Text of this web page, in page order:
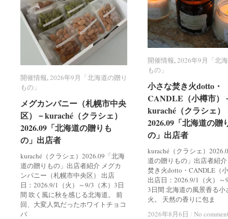
開催情報,2026年9月「北
もの」
小さな焚き火dotto・
CANDLE（小樽市）
kuraché（クラシェ）
2026.09「北海道の贈
の」出店者
kuraché（クラシェ）
道の贈りもの」出店者紹
焚き火dotto・CANDLE（
出店日：2026.9/1（火）～
3日間 北海道の風景香る小
火。 天然の香りに包ま
2026年8月6日 / No
開催情報 2026年9月「北
もの」
小さな焚き火dotto・
CANDLE（小樽市）
kuraché（クラシェ）
2026.09「北海道の贈
の」出店者
2026年8月6日 / No
開催情報,2026年9月「北海道の贈り
もの」
メグカンパニー（札幌市中央
区）－kuraché（クラシェ）
2026.09「北海道の贈りも
の」出店者
kuraché（クラシェ）2026.09「北海
道の贈りもの」出店者紹介 メグカ
ンパニー（札幌市中央区） 出店
日：2026.9/1（火）～9/3（木）3日
間 吹く風に秋を感じる北海道。 前
回、大変人気だったホワイトチョコ
バ
開催情報 2026年9月「北海道の贈り
もの」
メグカンパニー（札幌市中央
区）－kuraché（クラシェ）
2026.09「北海道の贈りも
の」出店者